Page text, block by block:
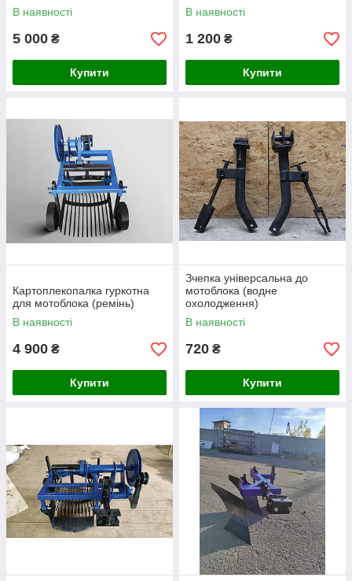
В наявності
5 000 ₴
Купити
В наявності
1 200 ₴
Купити
Картоплекопалка гуркотна
для мотоблока (ремінь)
В наявності
4 900 ₴
Купити
Зчепка універсальна до
мотоблока (водне
охолодження)
В наявності
720 ₴
Купити